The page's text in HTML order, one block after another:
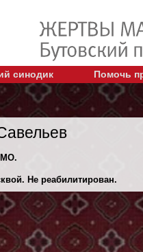
синодик Помочь
МО.
Не реабилитирован.